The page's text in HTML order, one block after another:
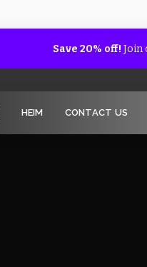
Save 20% off! Join
HEIM CONTACT US